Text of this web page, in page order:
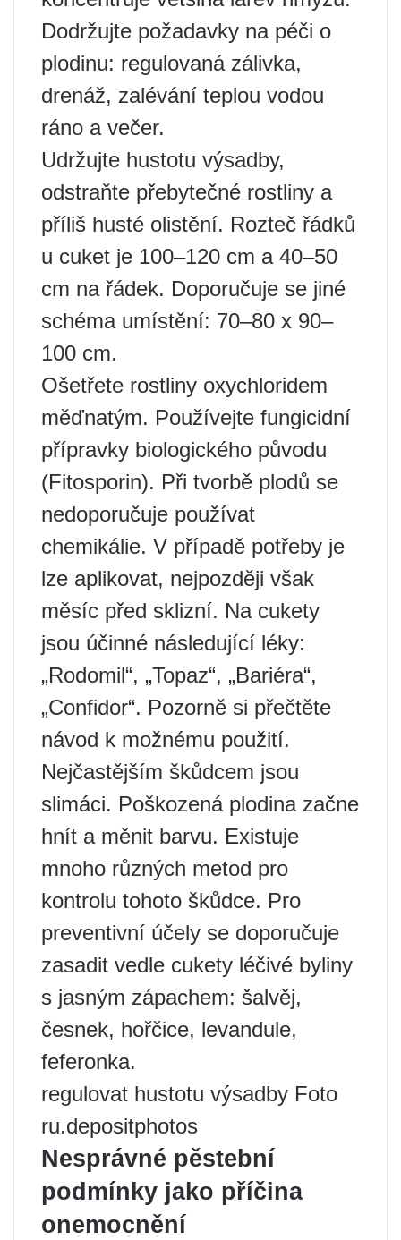
Dodržujte požadavky na péči o
plodinu: regulovaná zálivka,
drenáž, zalévání teplou vodou
ráno a večer.
Udržujte hustotu výsadby,
odstraňte přebytečné rostliny a
příliš husté olistění. Rozteč řádků
u cuket je 100–120 cm a 40–50
cm na řádek. Doporučuje se jiné
schéma umístění: 70–80 x 90–
100 cm.
Ošetřete rostliny oxychloridem
měďnatým. Používejte fungicidní
přípravky biologického původu
(Fitosporin). Při tvorbě plodů se
nedoporučuje používat
chemikálie. V případě potřeby je
lze aplikovat, nejpozději však
měsíc před sklizní. Na cukety
jsou účinné následující léky:
„Rodomil“, „Topaz“, „Bariéra“,
„Confidor“. Pozorně si přečtěte
návod k možnému použití.
Nejčastějším škůdcem jsou
slimáci. Poškozená plodina začne
hnít a měnit barvu. Existuje
mnoho různých metod pro
kontrolu tohoto škůdce. Pro
preventivní účely se doporučuje
zasadit vedle cukety léčivé byliny
s jasným zápachem: šalvěj,
česnek, hořčice, levandule,
feferonka.
regulovat hustotu výsadby Foto
ru.depositphotos
Nesprávné pěstební
podmínky jako příčina
onemocnění